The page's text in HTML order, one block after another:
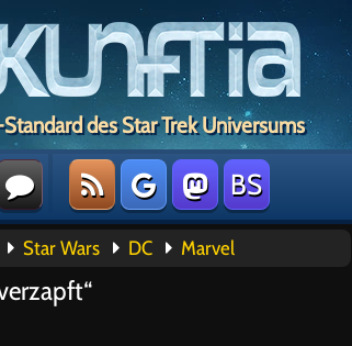
des Star Trek Universums
BS
Star Wars DC Marvel